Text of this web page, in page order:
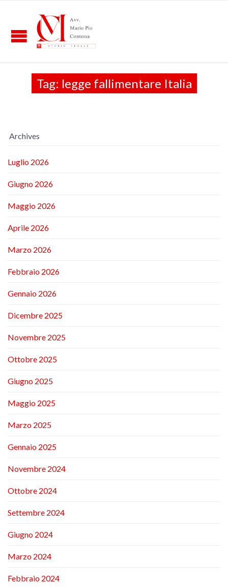
Tag: legge fallimentare Italia
Archives
Luglio 2026
Giugno 2026
Maggio 2026
Aprile 2026
Marzo 2026
Febbraio 2026
Gennaio 2026
Dicembre 2025
Novembre 2025
Ottobre 2025
Giugno 2025
Maggio 2025
Marzo 2025
Gennaio 2025
Novembre 2024
Ottobre 2024
Settembre 2024
Giugno 2024
Marzo 2024
Febbraio 2024